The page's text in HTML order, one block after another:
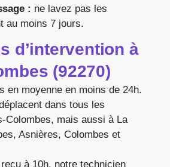
: ne lavez pas les
au moins 7 jours.
d’intervention à
(92270)
en moyenne en moins de 24h.
dans tous les
Colombes, mais aussi à La
Asnières, Colombes et
à 10h, notre technicien